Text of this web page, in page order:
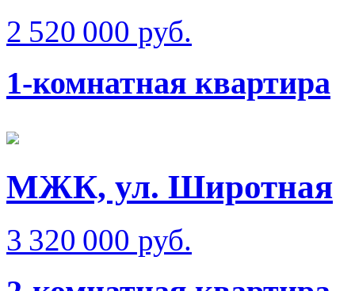
2 520 000 руб.
1-комнатная квартира
МЖК, ул. Широтная
3 320 000 руб.